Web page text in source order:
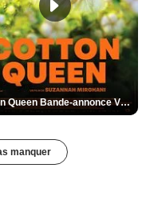
Cotton Queen Bande-annonce VO STFR
manquer